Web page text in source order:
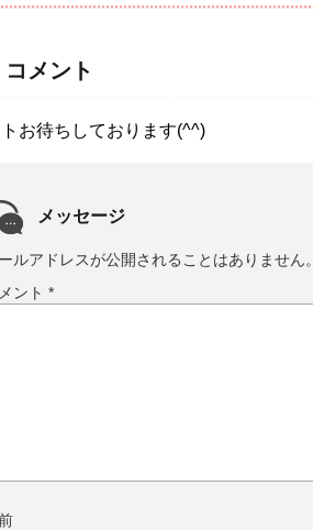
コメント
お待ちしております(^^)
メッセージ
ルアドレスが公開されることはありません。
ント *